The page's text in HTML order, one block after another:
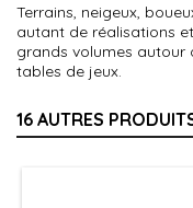
Terrains, neigeux,
autant de réalisations
grands volumes autour
tables de jeux.
16 AUTRES